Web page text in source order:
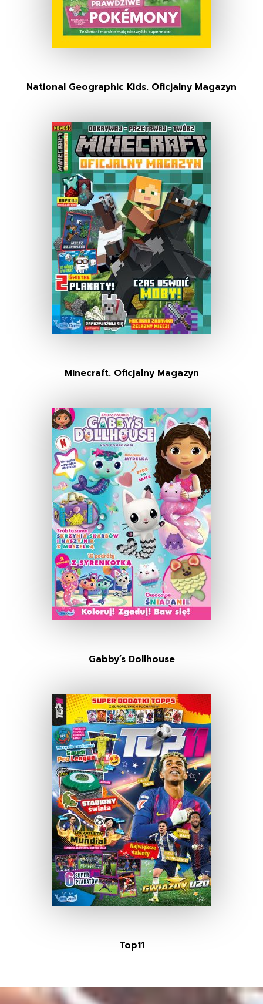
National Geographic Kids. Oficjalny Magazyn
Minecraft. Oficjalny Magazyn
Gabby’s Dollhouse
Top11